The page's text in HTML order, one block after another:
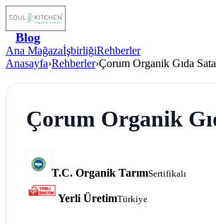
Blog
Ana MağazaİşbirliğiRehberler
Anasayfa›Rehberler›Çorum Organik Gıda
Çorum Organik
T.C. Organik TarımSertifikalı
Yerli ÜretimTürkiye